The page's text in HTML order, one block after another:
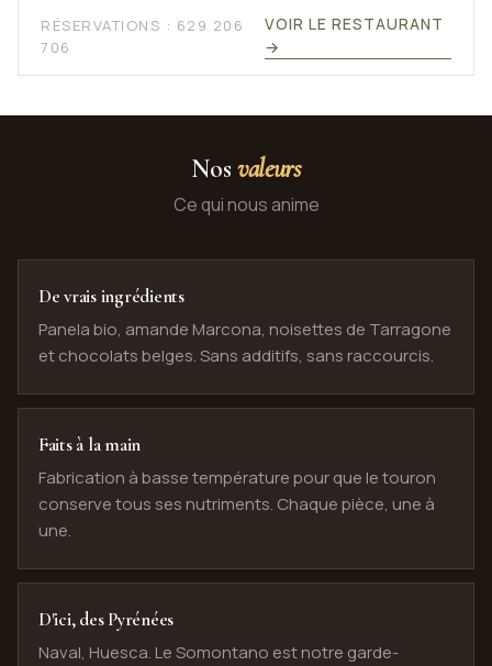
RÉSERVATIONS : 629 206
706
VOIR LE RESTAURANT
→
Nosvaleurs
Ce qui nous anime
De vrais ingrédients
Panela bio, amande Marcona, noisettes de Tarragone
et chocolats belges. Sans additifs, sans raccourcis.
Faits à la main
Fabrication à basse température pour que le touron
conserve tous ses nutriments. Chaque pièce, une à
une.
D'ici, des Pyrénées
Naval, Huesca. Le Somontano est notre garde-